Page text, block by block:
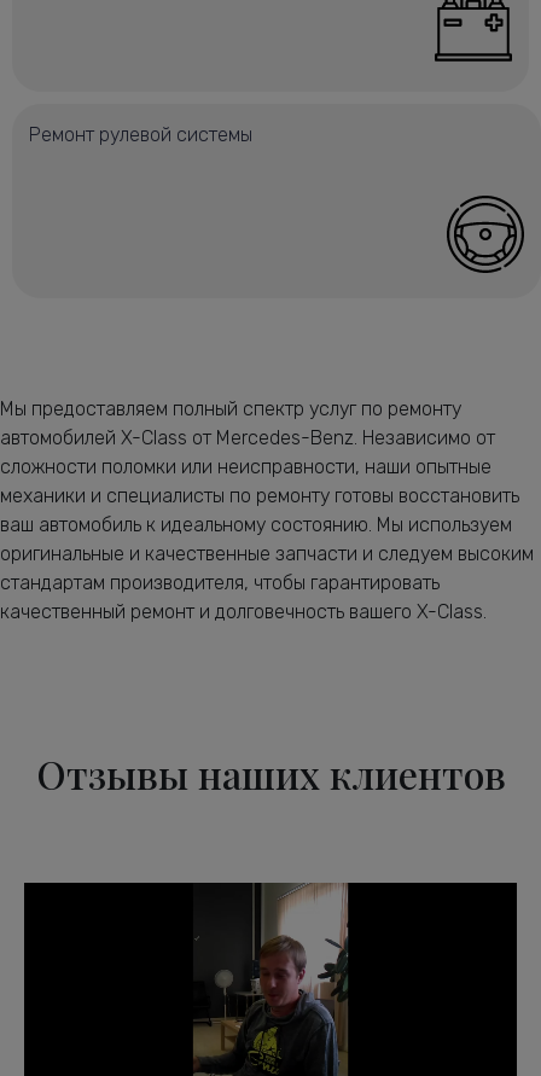
Ремонт рулевой системы
Мы предоставляем полный спектр услуг по ремонту
автомобилей X-Class от Mercedes-Benz. Независимо от
сложности поломки или неисправности, наши опытные
механики и специалисты по ремонту готовы восстановить
ваш автомобиль к идеальному состоянию. Мы используем
оригинальные и качественные запчасти и следуем высоким
стандартам производителя, чтобы гарантировать
качественный ремонт и долговечность вашего X-Class.
Отзывы наших клиентов